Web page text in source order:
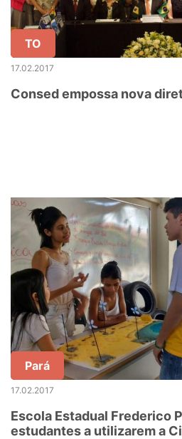
TO
17.02.2017
Consed empossa nova
Pará
17.02.2017
Escola Estadual Frederico
estudantes a utilizarem a